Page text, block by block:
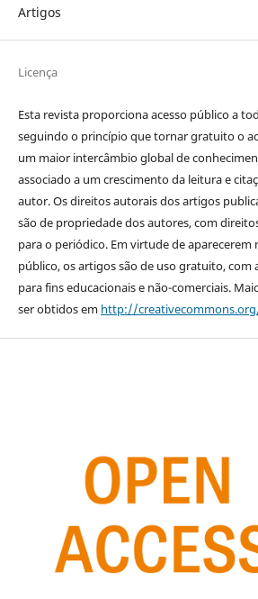
Artigos
Licença
Esta revista proporciona acesso público a
seguindo o princípio que tornar gratuito o
um maior intercâmbio global de
associado a um crescimento da leitura e
autor. Os direitos autorais dos artigos
são de propriedade dos autores, com
para o periódico. Em virtude de aparecerem
público, os artigos são de uso gratuito, com
para fins educacionais e não-comerciais.
ser obtidos em http://